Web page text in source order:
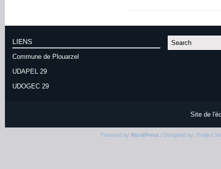
LIENS
Commune de Plouarzel
UDAPEL 29
UDOGEC 29
Site de
Powered by WordPress| Designed by: Project